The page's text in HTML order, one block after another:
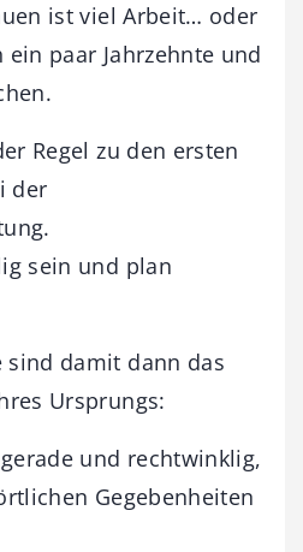
ist viel Arbeit… oder
paar Jahrzehnte und
Regel zu den ersten
der
sein und plan
sind damit dann das
Ursprungs:
und rechtwinklig,
Gegebenheiten